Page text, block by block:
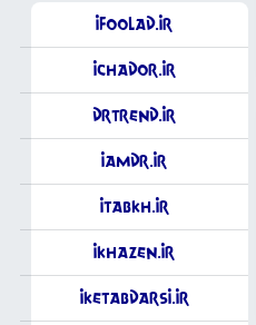
iFoolad.ir
ichador.ir
DrTrend.ir
iAmDr.ir
iTabkh.ir
iKhazen.ir
iKetabDarsi.ir